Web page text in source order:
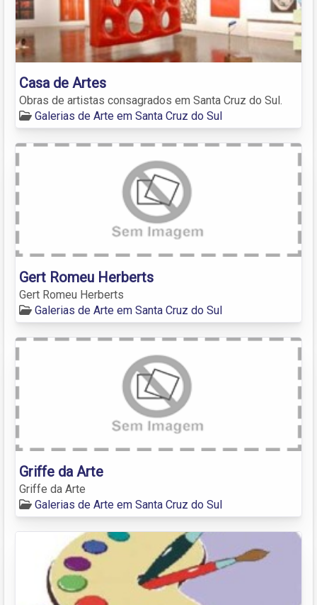
Casa de Artes
Obras de artistas consagrados em Santa Cruz do Sul.
Galerias de Arte em Santa Cruz do Sul
Gert Romeu Herberts
Gert Romeu Herberts
Galerias de Arte em Santa Cruz do Sul
Griffe da Arte
Griffe da Arte
Galerias de Arte em Santa Cruz do Sul